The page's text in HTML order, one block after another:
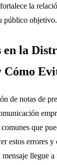
la
público objetivo.
en la
Cómo
de notas de
que
estos errores y
mensaje llegue